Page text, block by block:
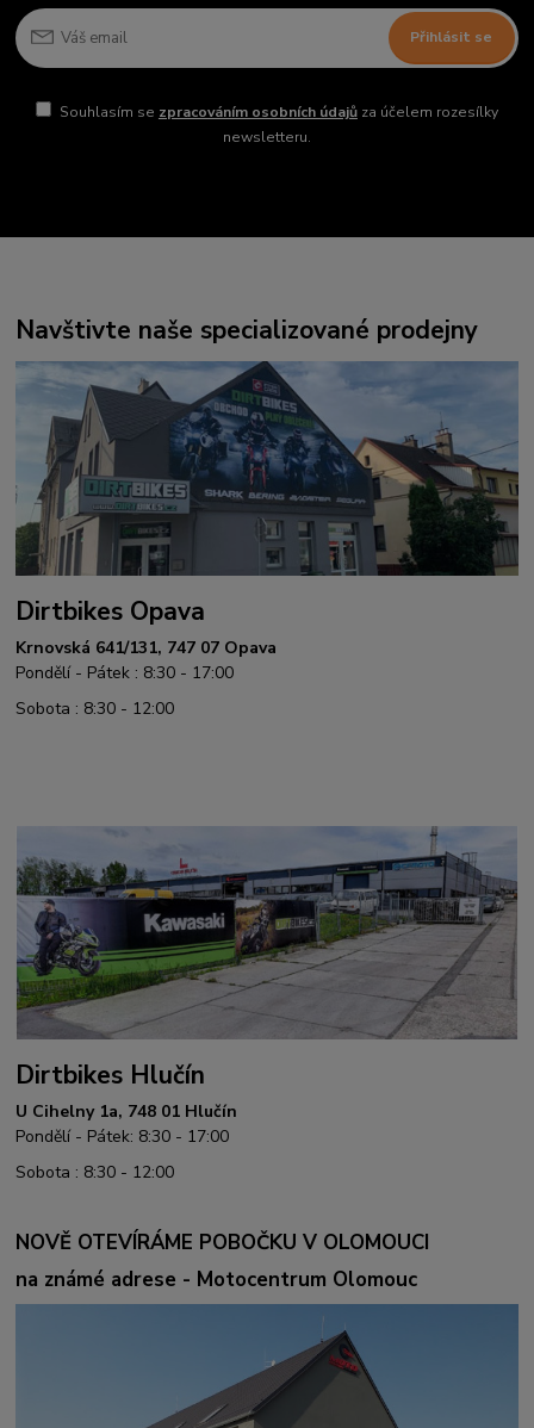
Přihlásit se
Souhlasím se zpracováním osobních údajůza účelem rozesílky
newsletteru.
Navštivte naše specializované prodejny
Dirtbikes Opava
Krnovská 641/131, 747 07 Opava
Pondělí - Pátek : 8:30 - 17:00
Sobota : 8:30 - 12:00
Dirtbikes Hlučín
U Cihelny 1a, 748 01 Hlučín
Pondělí - Pátek: 8:30 - 17:00
Sobota : 8:30 - 12:00
NOVĚ OTEVÍRÁME POBOČKU V OLOMOUCI
na známé adrese - Motocentrum Olomouc